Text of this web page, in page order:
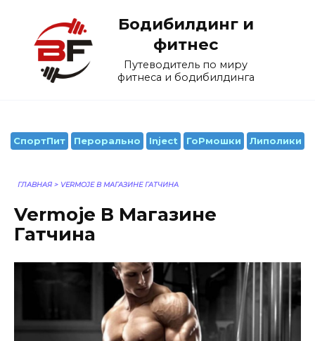
содержанию
Бодибилдинг и
фитнес
Путеводитель по миру
фитнеса и бодибилдинга
СпортПит Перорально Inject ГоРмошки Липолики
ГЛАВНАЯ > VERMOJE В МАГАЗИНЕ ГАТЧИНА
Vermoje В Магазине
Гатчина